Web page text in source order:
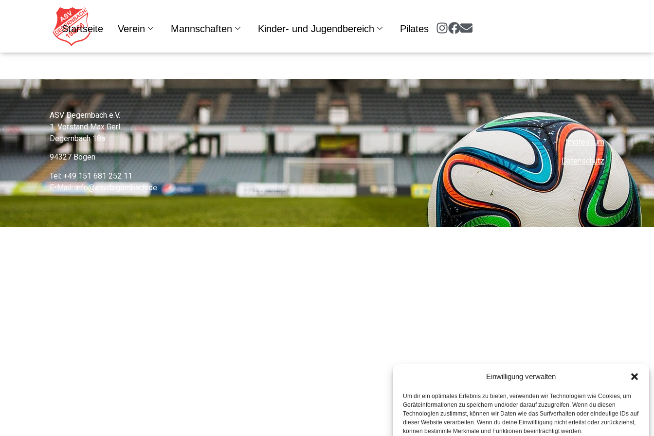
Einwilligung verwalten
Um dir ein optimales Erlebnis zu bieten, verwenden wir Technologien wie Cookies, um
Geräteinformationen zu speichern und/oder darauf zuzugreifen. Wenn du diesen
Technologien zustimmst, können wir Daten wie das Surfverhalten oder eindeutige IDs auf
dieser Website verarbeiten. Wenn du deine Einwillligung nicht erteilst oder zurückziehst,
können bestimmte Merkmale und Funktionen beeinträchtigt werden.
Startseite Verein Mannschaften Kinder- und Jugendbereich Pilates
Verein
ASV Degernbach e.V.
1. Vorstand Max Gerl
Degernbach 18a
94327 Bogen
Tel: +49 151 681 252 11
E-Mail:info@asvdegernbach.de
Impressum
Datenschutz